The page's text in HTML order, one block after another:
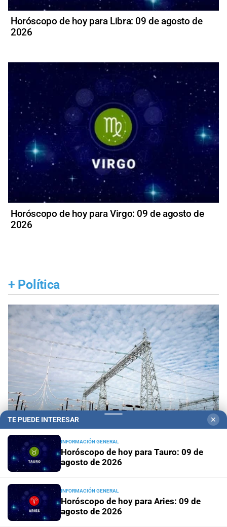
Horóscopo de hoy para Libra: 09 de agosto de
2026
Horóscopo de hoy para Virgo: 09 de agosto de
2026
+ Política
Tarifazo eléctrico a las industrias
la producción al vaivén del mercado mundial
En Rosario
Invencible Arena: Pullaro inauguró el nuevo
estadio de los Juegos Suramericanos 2026
TE PUEDE INTERESAR ✕
INFORMACIÓN GENERAL
Horóscopo de hoy para Tauro: 09 de
agosto de 2026
INFORMACIÓN GENERAL
Horóscopo de hoy para Aries: 09 de
agosto de 2026